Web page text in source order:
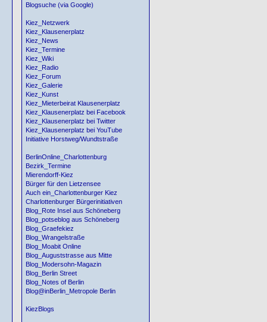
Blogsuche (via Google)
Kiez_Netzwerk
Kiez_Klausenerplatz
Kiez_News
Kiez_Termine
Kiez_Wiki
Kiez_Radio
Kiez_Forum
Kiez_Galerie
Kiez_Kunst
Kiez_Mieterbeirat Klausenerplatz
Kiez_Klausenerplatz bei Facebook
Kiez_Klausenerplatz bei Twitter
Kiez_Klausenerplatz bei YouTube
Initiative Horstweg/Wundtstraße
BerlinOnline_Charlottenburg
Bezirk_Termine
Mierendorff-Kiez
Bürger für den Lietzensee
Auch ein_Charlottenburger Kiez
Charlottenburger Bürgerinitiativen
Blog_Rote Insel aus Schöneberg
Blog_potseblog aus Schöneberg
Blog_Graefekiez
Blog_Wrangelstraße
Blog_Moabit Online
Blog_Auguststrasse aus Mitte
Blog_Modersohn-Magazin
Blog_Berlin Street
Blog_Notes of Berlin
Blog@inBerlin_Metropole Berlin
KiezBlogs